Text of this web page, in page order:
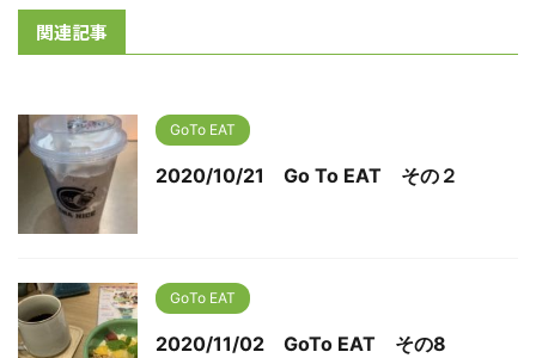
関連記事
GoTo EAT
2020/10/21 Go To EAT その２
GoTo EAT
2020/11/02 GoTo EAT その8